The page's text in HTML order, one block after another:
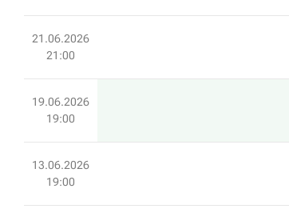
21.06.2026
21:00
19.06.2026
19:00
13.06.2026
19:00